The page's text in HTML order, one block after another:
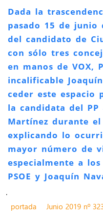
Dada la
pasado 15 de junio
del candidato de
con sólo tres
en manos de VOX,
incalificable
ceder este espacio
la candidata del
Martínez durante
explicando lo
mayor número de
especialmente a
PSOE y Joaquín
.
portada
Junio 2019 nº